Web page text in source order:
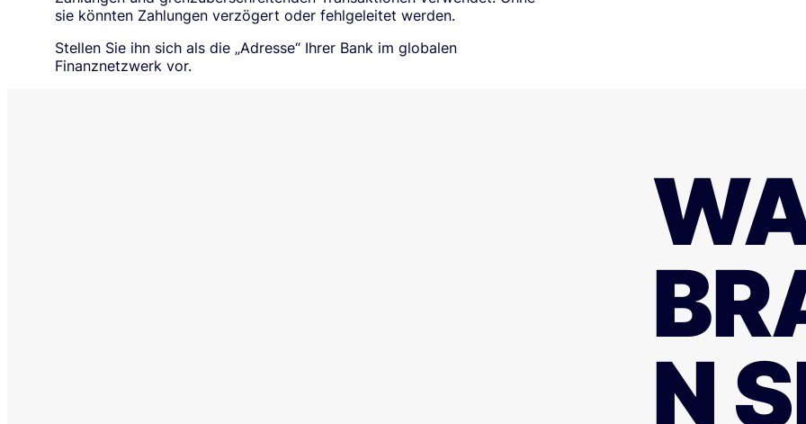
sie könnten Zahlungen verzögert oder fehlgeleitet werden.
Stellen Sie ihn sich als die „Adresse“ Ihrer Bank im globalen
Finanznetzwerk vor.
N